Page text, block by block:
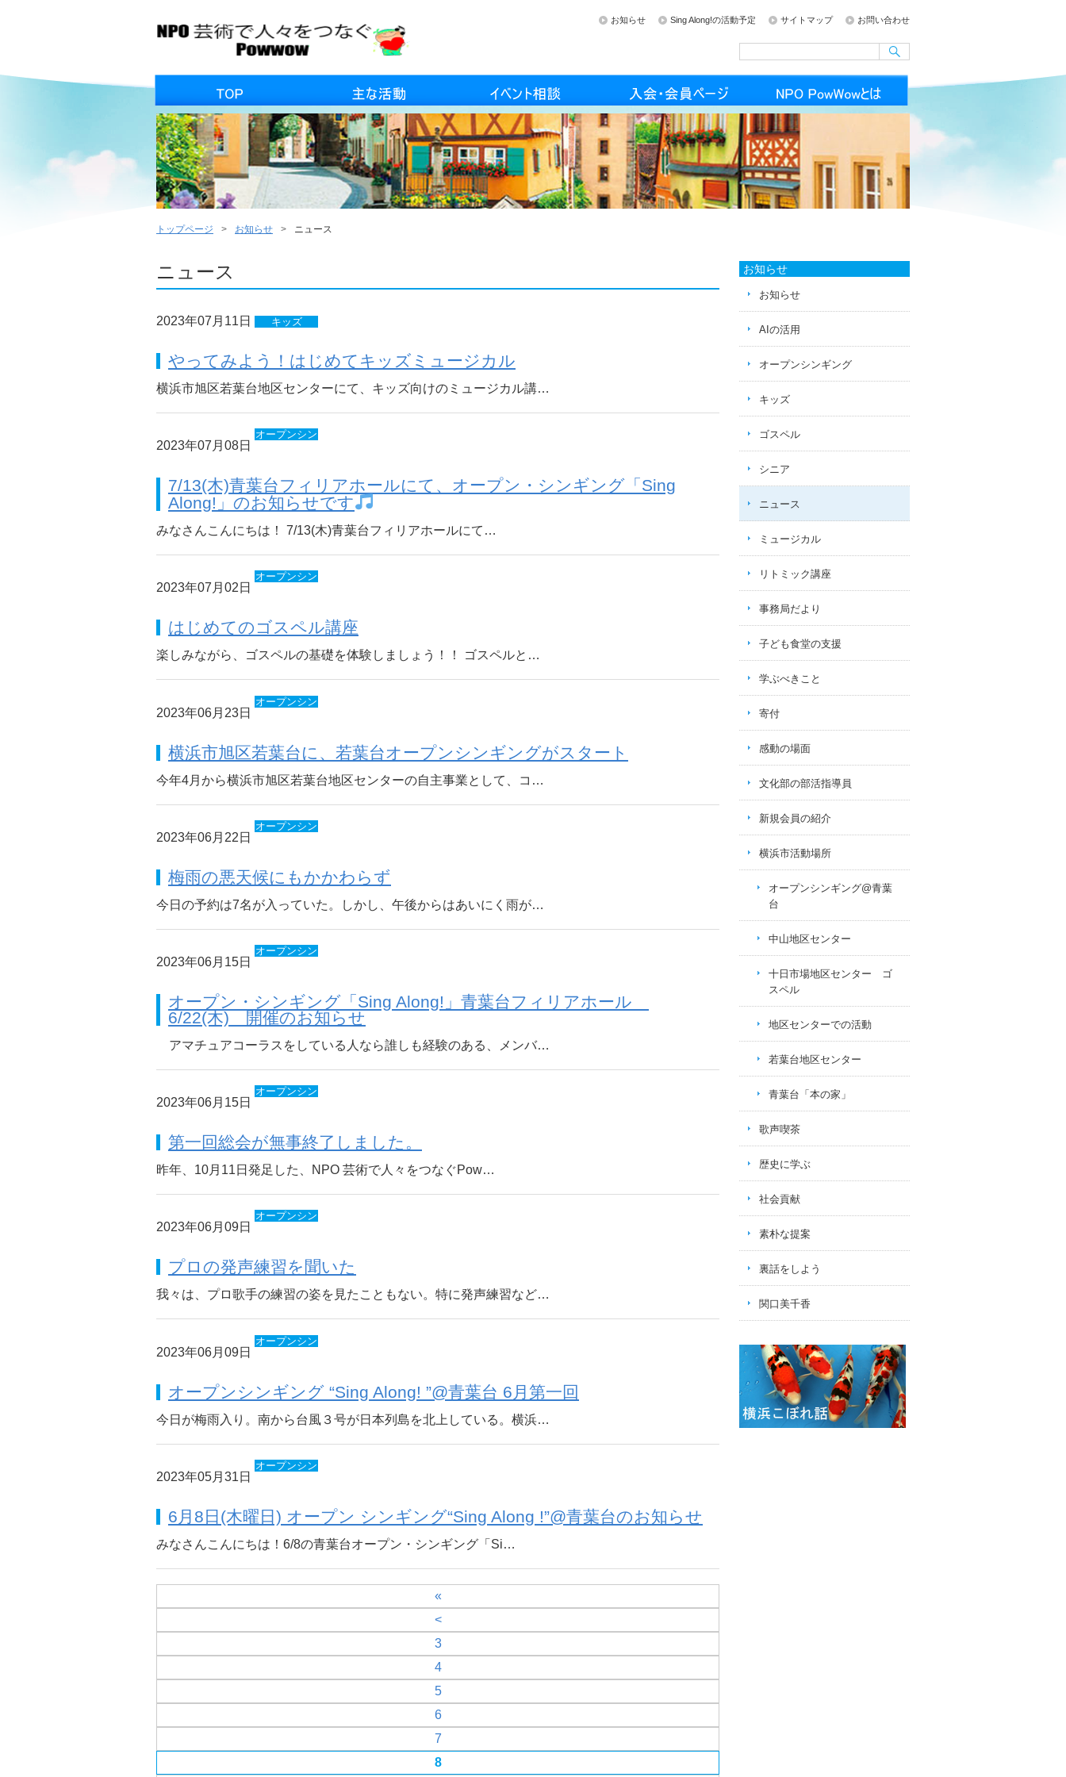
お知らせ Sing Along!の活動予定 サイトマップ お問い合わせ
トップページ お知らせ ニュース
ニュース
2023年07月11日 キッズ
やってみよう！はじめてキッズミュージカル
横浜市旭区若葉台地区センターにて、キッズ向けのミュージカル講…
2023年07月08日
オープンシン
7/13(木)青葉台フィリアホールにて、オープン・シンギング「Sing
Along!」のお知らせです
みなさんこんにちは！ 7/13(木)青葉台フィリアホールにて…
2023年07月02日
オープンシン
はじめてのゴスペル講座
楽しみながら、ゴスペルの基礎を体験しましょう！！ ゴスペルと…
2023年06月23日
オープンシン
横浜市旭区若葉台に、若葉台オープンシンギングがスタート
今年4月から横浜市旭区若葉台地区センターの自主事業として、コ…
2023年06月22日
オープンシン
梅雨の悪天候にもかかわらず
今日の予約は7名が入っていた。しかし、午後からはあいにく雨が…
2023年06月15日
オープンシン
オープン・シンギング「Sing Along!」青葉台フィリアホール
6/22(木) 開催のお知らせ
アマチュアコーラスをしている人なら誰しも経験のある、メンバ…
2023年06月15日
オープンシン
第一回総会が無事終了しました。
昨年、10月11日発足した、NPO 芸術で人々をつなぐPow…
2023年06月09日
オープンシン
プロの発声練習を聞いた
我々は、プロ歌手の練習の姿を見たこともない。特に発声練習など…
2023年06月09日
オープンシン
オープンシンギング “Sing Along! ”@青葉台 6月第一回
今日が梅雨入り。南から台風３号が日本列島を北上している。横浜…
2023年05月31日
オープンシン
6月8日(木曜日) オープン シンギング“Sing Along !”@青葉台のお知らせ
みなさんこんにちは！6/8の青葉台オープン・シンギング「Si…
«
<
3
4
5
6
7
8
お知らせ
お知らせ
AIの活用
オープンシンギング
キッズ
ゴスペル
シニア
ニュース
ミュージカル
リトミック講座
事務局だより
子ども食堂の支援
学ぶべきこと
寄付
感動の場面
文化部の部活指導員
新規会員の紹介
横浜市活動場所
オープンシンギング@青葉
台
中山地区センター
十日市場地区センター ゴ
スペル
地区センターでの活動
若葉台地区センター
青葉台「本の家」
歌声喫茶
歴史に学ぶ
社会貢献
素朴な提案
裏話をしよう
関口美千香